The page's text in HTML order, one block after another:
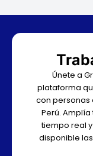
Únete a
plataforma
con personas
Perú.
tiempo real
disponible